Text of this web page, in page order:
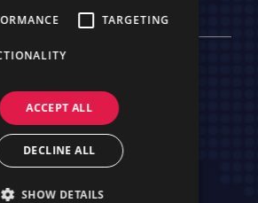
TARGETING
ACCEPT ALL
DECLINE ALL
SHOW DETAILS